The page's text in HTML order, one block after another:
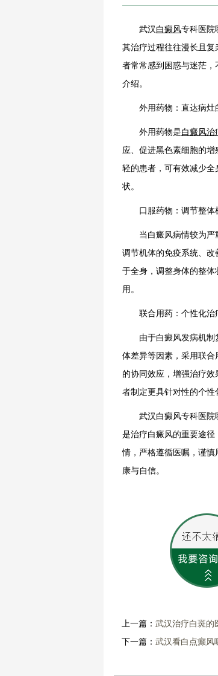
武汉 白癜风专科医院
其治疗过程往往漫长且
者常常感到困惑与迷茫
介绍。
外用药物：直达病灶
外用药物是白癜风治
应、促进黑色素细胞的
轻的患者，可有效减少
状。
口服药物：调节整体
当白癜风病情较为严重
调节机体的免疫系统、
于全身，调整身体的整
用。
联合用药：个性化治
由于白癜风发病机制复
体差异等因素，采用联
的协同效应，增强治疗
者制定更具针对性的个性
武汉白癜风专科医院
是治疗白癜风的重要途
情，严格遵循医嘱，谨
康与自信。
上一篇： 武汉治疗白斑的
下一篇： 武汉看白点癫风